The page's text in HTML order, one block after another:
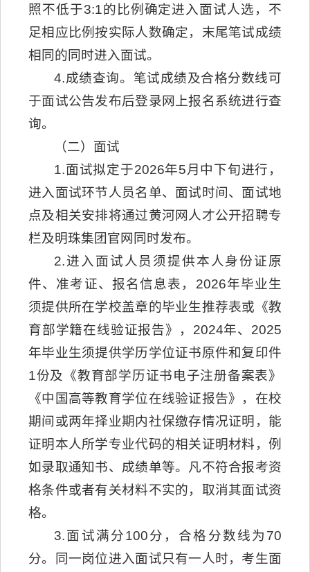
照不低于3:1的比例确定进入面试人选，不
足相应比例按实际人数确定，末尾笔试成绩
相同的同时进入面试。
4.成绩查询。笔试成绩及合格分数线可
于面试公告发布后登录网上报名系统进行查
询。
（二）面试
1.面试拟定于2026年5月中下旬进行，
进入面试环节人员名单、面试时间、面试地
点及相关安排将通过黄河网人才公开招聘专
栏及明珠集团官网同时发布。
2.进入面试人员须提供本人身份证原
件、准考证、报名信息表，2026年毕业生
须提供所在学校盖章的毕业生推荐表或《教
育部学籍在线验证报告》，2024年、2025
年毕业生须提供学历学位证书原件和复印件
1份及《教育部学历证书电子注册备案表》
《中国高等教育学位在线验证报告》，在校
期间或两年择业期内社保缴存情况证明，能
证明本人所学专业代码的相关证明材料，例
如录取通知书、成绩单等。凡不符合报考资
格条件或者有关材料不实的，取消其面试资
格。
3.面试满分100分，合格分数线为70
分。同一岗位进入面试只有一人时，考生面